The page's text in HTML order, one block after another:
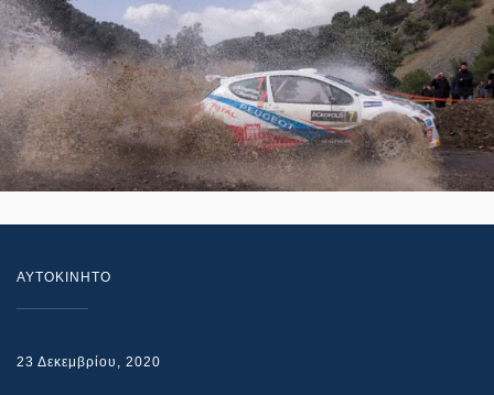
ΑΥΤΟΚΙΝΗΤΟ
23 Δεκεμβρίου, 2020